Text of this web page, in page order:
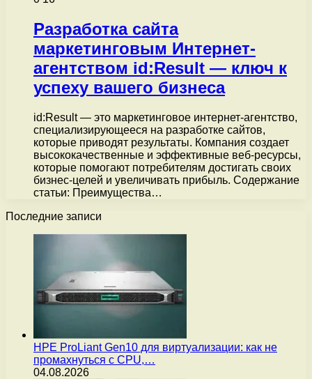
Разработка сайта
маркетинговым Интернет-
агентством id:Result — ключ к
успеху вашего бизнеса
id:Result — это маркетинговое интернет-агентство,
специализирующееся на разработке сайтов,
которые приводят результаты. Компания создает
высококачественные и эффективные веб-ресурсы,
которые помогают потребителям достигать своих
бизнес-целей и увеличивать прибыль. Содержание
статьи: Преимущества…
Последние записи
HPE ProLiant Gen10 для виртуализации: как не
промахнуться с CPU,…
04.08.2026